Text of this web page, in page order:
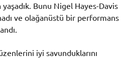
Bunu Nigel Hayes-Davis
ve olağanüstü bir performans
iyi savunduklarını